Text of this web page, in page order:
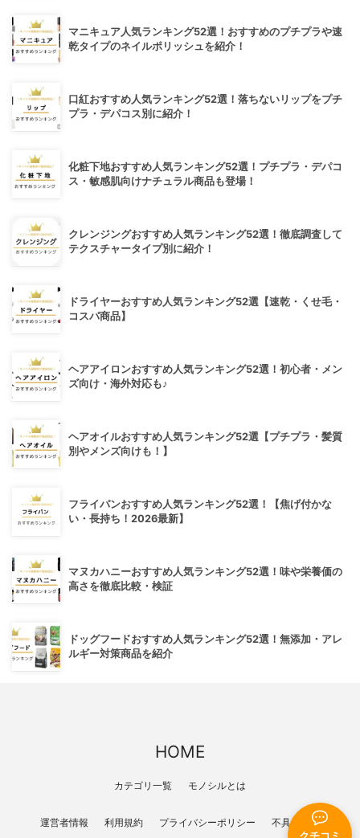
マニキュア人気ランキング52選！おすすめのプチプラや速
乾タイプのネイルポリッシュを紹介！
口紅おすすめ人気ランキング52選！落ちないリップをプチ
プラ・デパコス別に紹介！
化粧下地おすすめ人気ランキング52選！プチプラ・デパコ
ス・敏感肌向けナチュラル商品も登場！
クレンジングおすすめ人気ランキング52選！徹底調査して
テクスチャータイプ別に紹介！
ドライヤーおすすめ人気ランキング52選【速乾・くせ毛・
コスパ商品】
ヘアアイロンおすすめ人気ランキング52選！初心者・メン
ズ向け・海外対応も♪
ヘアオイルおすすめ人気ランキング52選【プチプラ・髪質
別やメンズ向けも！】
フライパンおすすめ人気ランキング52選！【焦げ付かな
い・長持ち！2026最新】
マヌカハニーおすすめ人気ランキング52選！味や栄養価の
高さを徹底比較・検証
ドッグフードおすすめ人気ランキング52選！無添加・アレ
ルギー対策商品を紹介
HOME
カテゴリ一覧 モノシルとは
運営者情報 利用規約 プライバシーポリシー 不具合報告